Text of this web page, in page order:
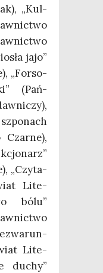
„Kul­
jajo”
„For­so­
(Pań­
Czar­ne),
„Czy­ta­
Lite­
bólu”
Lite­
duchy”